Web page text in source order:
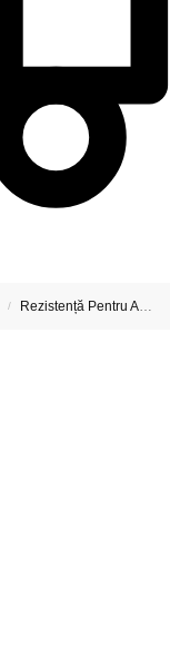
/ Rezistență Pentru Atomizor De Țigară Electronică